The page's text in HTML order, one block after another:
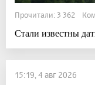
Прочитали: 3 362
Стали известны
15:19, 4 авг 2026